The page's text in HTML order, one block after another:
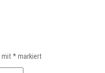
mit *markiert